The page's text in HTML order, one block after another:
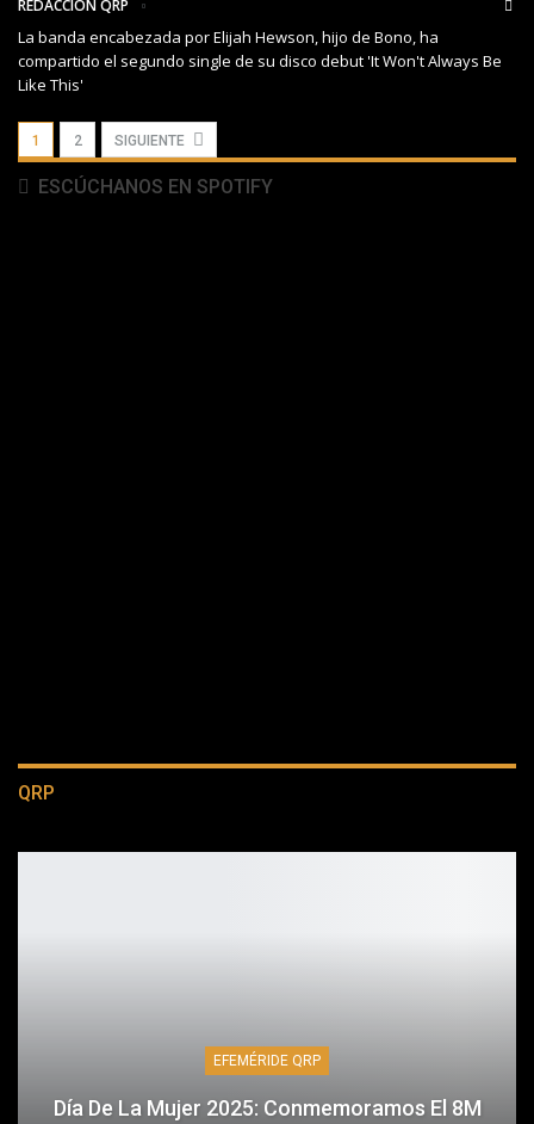
REDACCIÓN QRP
La banda encabezada por Elijah Hewson, hijo de Bono, ha
compartido el segundo single de su disco debut 'It Won't Always Be
Like This'
1 2 SIGUIENTE
ESCÚCHANOS EN SPOTIFY
QRP
EFEMÉRIDE QRP
Día De La Mujer 2025: Conmemoramos El 8M